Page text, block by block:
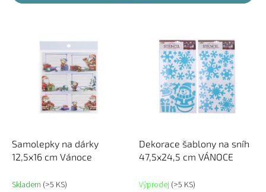
n
u
k
t
ů
Samolepky na dárky
12,5x16 cm Vánoce
Skladem (>5 KS)
Dekorace šablony na sníh
47,5x24,5 cm VÁNOCE
Výprodej (>5 KS)